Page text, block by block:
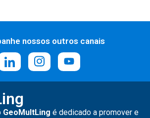
nossos outros canais
GeoMultLing é dedicado a promover e